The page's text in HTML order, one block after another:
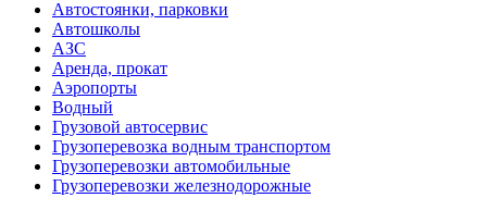
Автостоянки, парковки
Автошколы
АЗС
Аренда, прокат
Аэропорты
Водный
Грузовой автосервис
Грузоперевозка водным транспортом
Грузоперевозки автомобильные
Грузоперевозки железнодорожные